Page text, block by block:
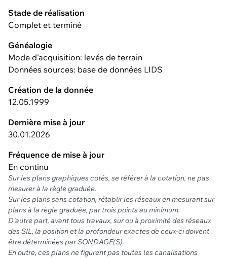
Stade de réalisation
Complet et terminé
Généalogie
Mode d'acquisition: levés de terrain
Données sources: base de données LIDS
Création de la donnée
12.05.1999
Dernière mise à jour
30.01.2026
Fréquence de mise à jour
En continu
Sur les plans graphiques cotés, se référer à la cotation, ne pas
mesurer à la règle graduée.
Sur les plans sans cotation, rétablir les réseaux en mesurant sur
plans à la règle graduée, par trois points au minimum.
D'autre part, avant tous travaux, sur ou à proximité des réseaux
des SIL, la position et la profondeur exactes de ceux-ci doivent
être déterminées par SONDAGE(S).
En outre, ces plans ne figurent pas toutes les canalisations